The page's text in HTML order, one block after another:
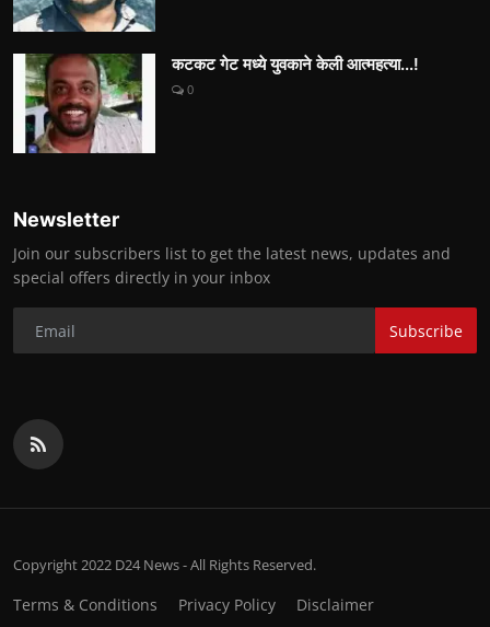
कटकट गेट मध्ये युवकाने केली आत्महत्या...!
0
Newsletter
Join our subscribers list to get the latest news, updates and
special offers directly in your inbox
Subscribe
Copyright 2022 D24 News - All Rights Reserved.
Terms & Conditions Privacy Policy Disclaimer